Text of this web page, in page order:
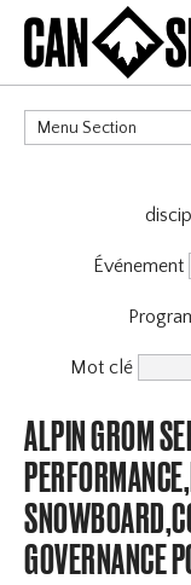
Menu Section
Événement
Mot clé
ALPIN GROM
GOVERNANCE